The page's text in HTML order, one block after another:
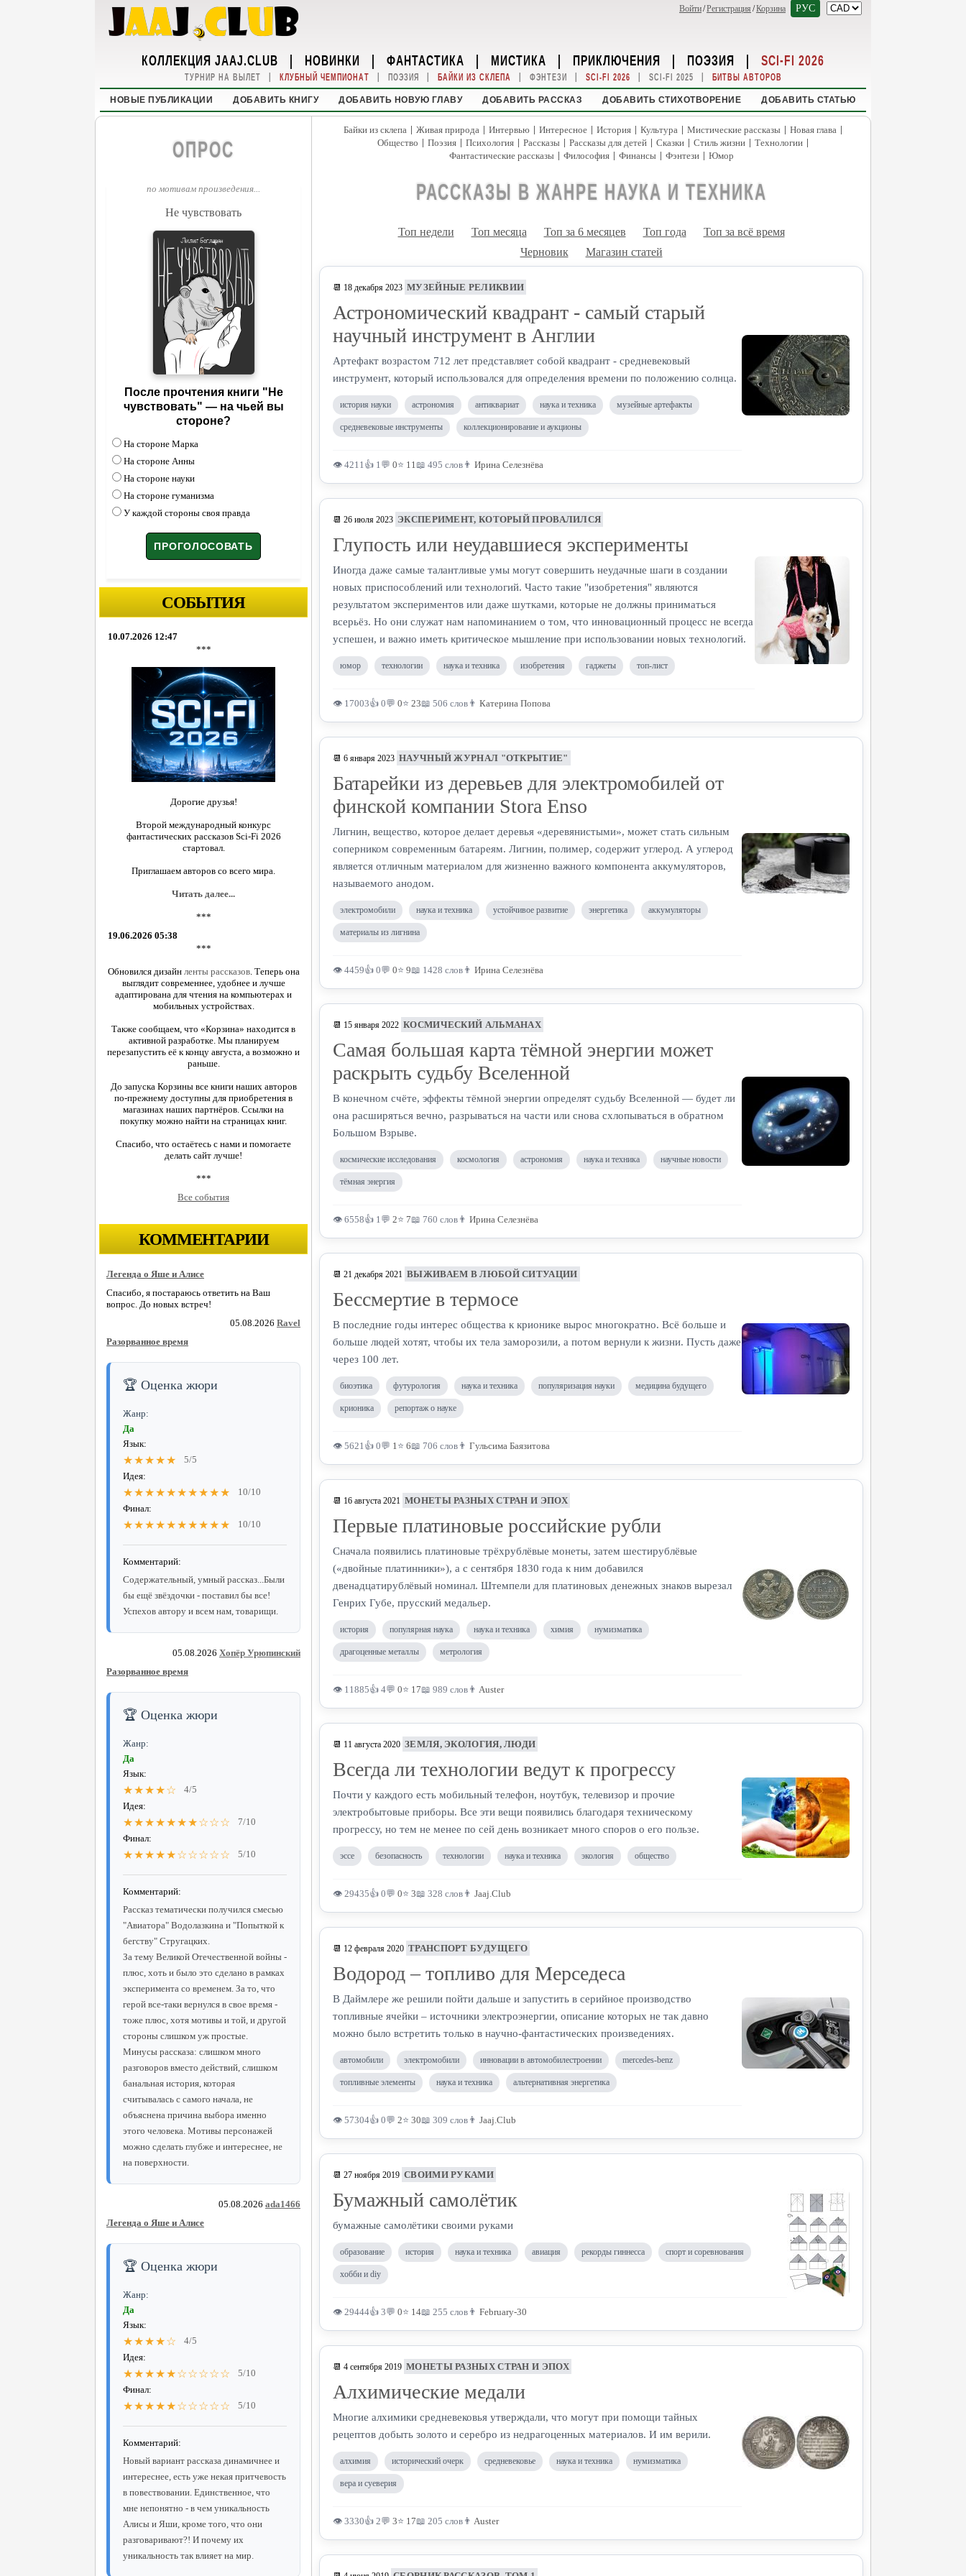
Войти/Регистрация /Корзина РУС
КОЛЛЕКЦИЯ JAAJ.CLUB | НОВИНКИ | ФАНТАСТИКА | МИСТИКА | ПРИКЛЮЧЕНИЯ | ПОЭЗИЯ | SCI-FI 2026
ТУРНИР НА ВЫЛЕТ | КЛУБНЫЙ ЧЕМПИОНАТ | ПОЭЗИЯ | БАЙКИ ИЗ СКЛЕПА | ФЭНТЕЗИ | SCI-FI 2026 | SCI-FI 2025 | БИТВЫ АВТОРОВ
НОВЫЕ ПУБЛИКАЦИИ ДОБАВИТЬ КНИГУ ДОБАВИТЬ НОВУЮ ГЛАВУ ДОБАВИТЬ РАССКАЗ ДОБАВИТЬ СТИХОТВОРЕНИЕ ДОБАВИТЬ СТАТЬЮ
ОПРОС
по мотивам произведения...
Не чувствовать
После прочтения книги "Не
чувствовать" — на чьей вы
стороне?
На стороне Марка
На стороне Анны
На стороне науки
На стороне гуманизма
У каждой стороны своя правда
СОБЫТИЯ
10.07.2026 12:47
***
Дорогие друзья!
Второй международный конкурс
фантастических рассказов Sci-Fi 2026
стартовал.
Приглашаем авторов со всего мира.
Читать далее...
***
19.06.2026 05:38
***
Обновился дизайн ленты рассказов. Теперь она
выглядит современнее, удобнее и лучше
адаптирована для чтения на компьютерах и
мобильных устройствах.
Также сообщаем, что «Корзина» находится в
активной разработке. Мы планируем
перезапустить её к концу августа, а возможно и
раньше.
До запуска Корзины все книги наших авторов
по-прежнему доступны для приобретения в
магазинах наших партнёров. Ссылки на
покупку можно найти на страницах книг.
Спасибо, что остаётесь с нами и помогаете
делать сайт лучше!
***
Все события
КОММЕНТАРИИ
Легенда о Яше и Алисе
Спасибо, я постараюсь ответить на Ваш
вопрос. До новых встреч!
05.08.2026 Ravel
Разорванное время
🏆 Оценка жюри
Жанр:
Да
Язык:
★★★★★
5/5
Идея:
★★★★★★★★★★
10/10
Финал:
★★★★★★★★★★ 10/10
Комментарий:
Содержательный, умный рассказ...Были
бы ещё звёздочки - поставил бы все!
Успехов автору и всем нам, товарищи.
05.08.2026 Хопёр Урюпинский
Разорванное время
🏆 Оценка жюри
Жанр:
Да
Язык:
★★★★☆
4/5
Идея:
★★★★★★★☆☆☆
7/10
Финал:
★★★★★☆☆☆☆☆ 5/10
Комментарий:
Рассказ тематически получился смесью
"Авиатора" Водолазкина и "Попыткой к
бегству" Стругацких.
За тему Великой Отечественной войны -
плюс, хоть и было это сделано в рамках
эксперимента со временем. За то, что
герой все-таки вернулся в свое время -
тоже плюс, хотя мотивы и той, и другой
стороны слишком уж простые.
Минусы рассказа: слишком много
разговоров вместо действий, слишком
банальная история, которая
считывалась с самого начала, не
объяснена причина выбора именно
этого человека. Мотивы персонажей
можно сделать глубже и интереснее, не
на поверхности.
05.08.2026 ada1466
Легенда о Яше и Алисе
🏆 Оценка жюри
Жанр:
Да
Язык:
★★★★☆
4/5
Идея:
★★★★★☆☆☆☆☆
5/10
Финал:
★★★★★☆☆☆☆☆ 5/10
Комментарий:
Новый вариант рассказа динамичнее и
интереснее, есть уже некая притчевость
в повествовании. Единственное, что
мне непонятно - в чем уникальность
Алисы и Яши, кроме того, что они
разговаривают?! И почему их
уникальность так влияет на мир.
Байки из склепа | Живая природа | Интервью | Интересное | История | Культура | Мистические рассказы | Новая глава |
Общество | Поэзия | Психология | Рассказы | Рассказы для детей | Сказки | Стиль жизни | Технологии |
Фантастические рассказы | Философия | Финансы | Фэнтези | Юмор
РАССКАЗЫ В ЖАНРЕ НАУКА И ТЕХНИКА
Топ недели Топ месяца Топ за 6 месяцев Топ года
Топ за всё время
Черновик
Магазин статей
📆 18 декабря 2023 МУЗЕЙНЫЕ РЕЛИКВИИ
Астрономический квадрант - самый старый
научный инструмент в Англии
Артефакт возрастом 712 лет представляет собой квадрант - средневековый
инструмент, который использовался для определения времени по положению солнца.
история науки астрономия антиквариат наука и техника музейные артефакты
средневековые инструменты коллекционирование и аукционы
👁 4211👍 1💬 0⭐ 11📖 495 слов 👨 Ирина Селезнёва
📆 26 июля 2023 ЭКСПЕРИМЕНТ, КОТОРЫЙ ПРОВАЛИЛСЯ
Глупость или неудавшиеся эксперименты
Иногда даже самые талантливые умы могут совершить неудачные шаги в создании
новых приспособлений или технологий. Часто такие "изобретения" являются
результатом экспериментов или даже шутками, которые не должны приниматься
всерьёз. Но они служат нам напоминанием о том, что инновационный процесс не всегда
успешен, и важно иметь критическое мышление при использовании новых технологий.
юмор технологии наука и техника изобретения гаджеты топ-лист
👁 17003👍 0💬 0⭐ 23📖 506 слов 👨 Катерина Попова
📆 6 января 2023 НАУЧНЫЙ ЖУРНАЛ "ОТКРЫТИЕ"
Батарейки из деревьев для электромобилей от
финской компании Stora Enso
Лигнин, вещество, которое делает деревья «деревянистыми», может стать сильным
соперником современным батареям. Лигнин, полимер, содержит углерод. А углерод
является отличным материалом для жизненно важного компонента аккумуляторов,
называемого анодом.
электромобили наука и техника устойчивое развитие энергетика аккумуляторы
материалы из лигнина
👁 4459👍 0💬 0⭐ 9📖 1428 слов 👨 Ирина Селезнёва
📆 15 января 2022 КОСМИЧЕСКИЙ АЛЬМАНАХ
Самая большая карта тёмной энергии может
раскрыть судьбу Вселенной
В конечном счёте, эффекты тёмной энергии определят судьбу Вселенной — будет ли
она расширяться вечно, разрываться на части или снова схлопываться в обратном
Большом Взрыве.
космические исследования космология астрономия наука и техника научные новости
тёмная энергия
👁 6558👍 1💬 2⭐ 7📖 760 слов 👨 Ирина Селезнёва
📆 21 декабря 2021 ВЫЖИВАЕМ В ЛЮБОЙ СИТУАЦИИ
Бессмертие в термосе
В последние годы интерес общества к крионике вырос многократно. Всё больше и
больше людей хотят, чтобы их тела заморозили, а потом вернули к жизни. Пусть даже
через 100 лет.
биоэтика футурология наука и техника популяризация науки медицина будущего
крионика репортаж о науке
👁 5621👍 0💬 1⭐ 6📖 706 слов 👨 Гульсима Баязитова
📆 16 августа 2021 МОНЕТЫ РАЗНЫХ СТРАН И ЭПОХ
Первые платиновые российские рубли
Сначала появились платиновые трёхрублёвые монеты, затем шестирублёвые
(«двойные платинники»), а с сентября 1830 года к ним добавился
двенадцатирублёвый номинал. Штемпели для платиновых денежных знаков вырезал
Генрих Губе, прусский медальер.
история популярная наука наука и техника химия нумизматика
драгоценные металлы метрология
👁 11885👍 4💬 0⭐ 17📖 989 слов 👨 Auster
📆 11 августа 2020 ЗЕМЛЯ, ЭКОЛОГИЯ, ЛЮДИ
Всегда ли технологии ведут к прогрессу
Почти у каждого есть мобильный телефон, ноутбук, телевизор и прочие
электробытовые приборы. Все эти вещи появились благодаря техническому
прогрессу, но тем не менее по сей день возникает много споров о его пользе.
эссе безопасность технологии наука и техника экология общество
👁 29435👍 0💬 0⭐ 3📖 328 слов 👨 Jaaj.Club
📆 12 февраля 2020 ТРАНСПОРТ БУДУЩЕГО
Водород – топливо для Мерседеса
В Даймлере же решили пойти дальше и запустить в серийное производство
топливные ячейки – источники электроэнергии, описание которых не так давно
можно было встретить только в научно-фантастических произведениях.
автомобили электромобили инновации в автомобилестроении mercedes-benz
топливные элементы наука и техника альтернативная энергетика
👁 57304👍 0💬 2⭐ 30📖 309 слов 👨 Jaaj.Club
📆 27 ноября 2019 СВОИМИ РУКАМИ
Бумажный самолётик
бумажные самолётики своими руками
образование история наука и техника авиация рекорды гиннесса спорт и соревнования
хобби и diy
👁 29444👍 3💬 0⭐ 14📖 255 слов 👨 February-30
📆 4 сентября 2019 МОНЕТЫ РАЗНЫХ СТРАН И ЭПОХ
Алхимические медали
Многие алхимики средневековья утверждали, что могут при помощи тайных
рецептов добыть золото и серебро из недрагоценных материалов. И им верили.
алхимия исторический очерк средневековье наука и техника нумизматика
вера и суеверия
👁 3330👍 2💬 3⭐ 17📖 205 слов 👨 Auster